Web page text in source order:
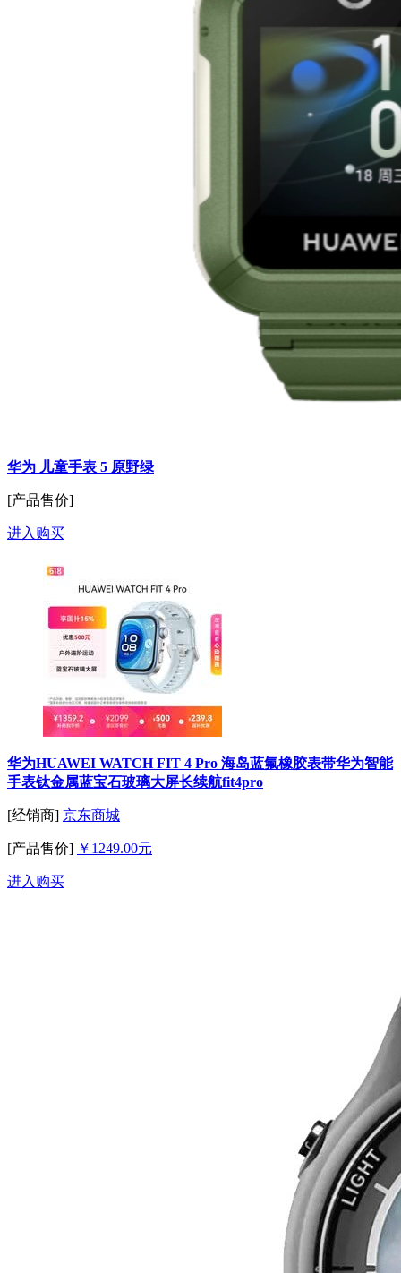
华为 儿童手表 5 原野绿
[产品售价]
进入购买
华为HUAWEI WATCH FIT 4 Pro 海岛蓝氟橡胶表带华为智能
手表钛金属蓝宝石玻璃大屏长续航fit4pro
[经销商] 京东商城
[产品售价] ￥1249.00元
进入购买